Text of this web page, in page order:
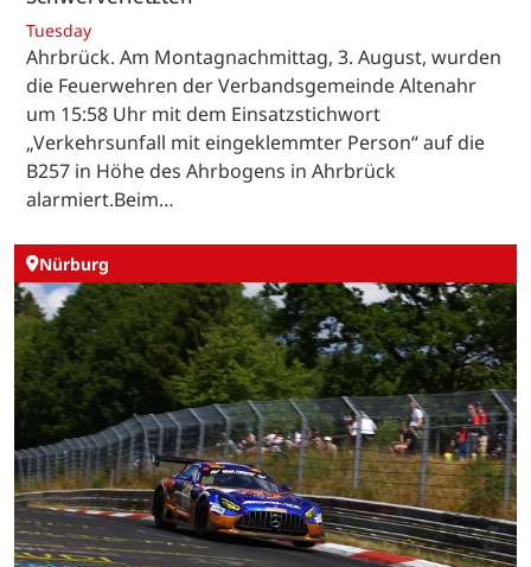
Tuesday
Ahrbrück. Am Montagnachmittag, 3. August, wurden
die Feuerwehren der Verbandsgemeinde Altenahr
um 15:58 Uhr mit dem Einsatzstichwort
„Verkehrsunfall mit eingeklemmter Person“ auf die
B257 in Höhe des Ahrbogens in Ahrbrück
alarmiert.Beim…
Nürburg